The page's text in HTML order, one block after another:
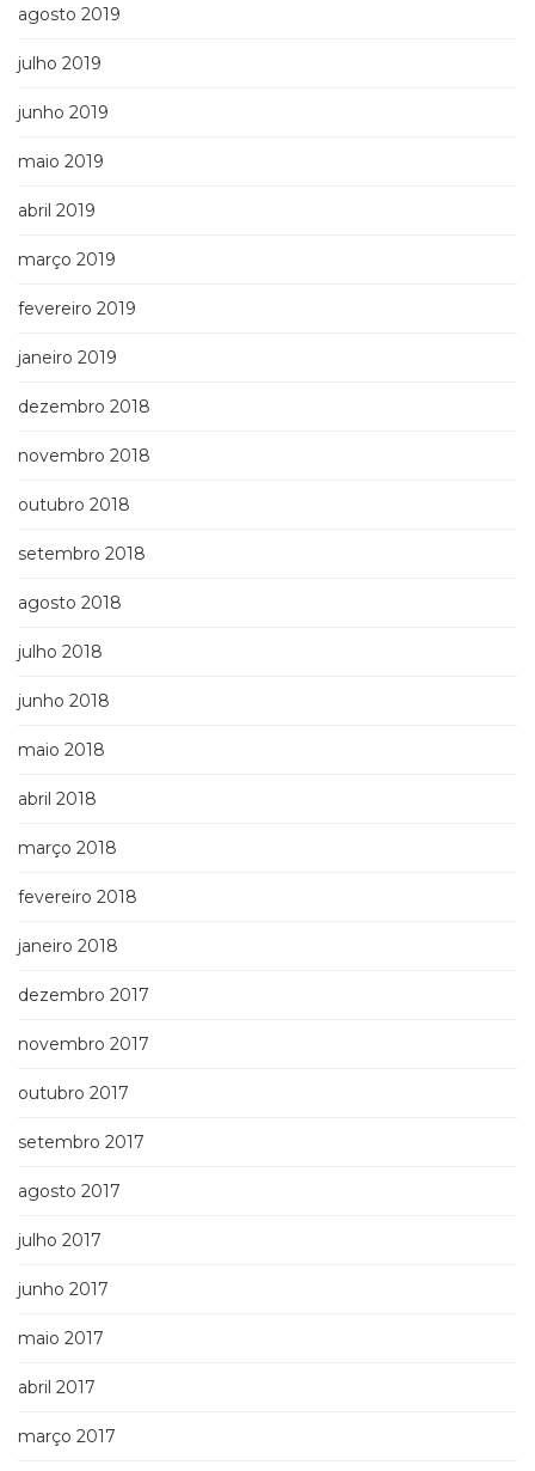
agosto 2019
julho 2019
junho 2019
maio 2019
abril 2019
março 2019
fevereiro 2019
janeiro 2019
dezembro 2018
novembro 2018
outubro 2018
setembro 2018
agosto 2018
julho 2018
junho 2018
maio 2018
abril 2018
março 2018
fevereiro 2018
janeiro 2018
dezembro 2017
novembro 2017
outubro 2017
setembro 2017
agosto 2017
julho 2017
junho 2017
maio 2017
abril 2017
março 2017